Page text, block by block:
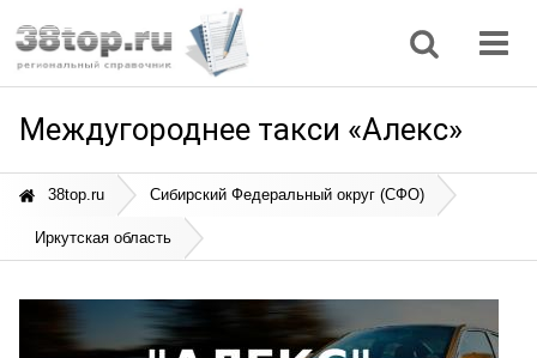
Междугороднее такси «Алекс»
38top.ru Сибирский Федеральный округ (СФО)
Иркутская область